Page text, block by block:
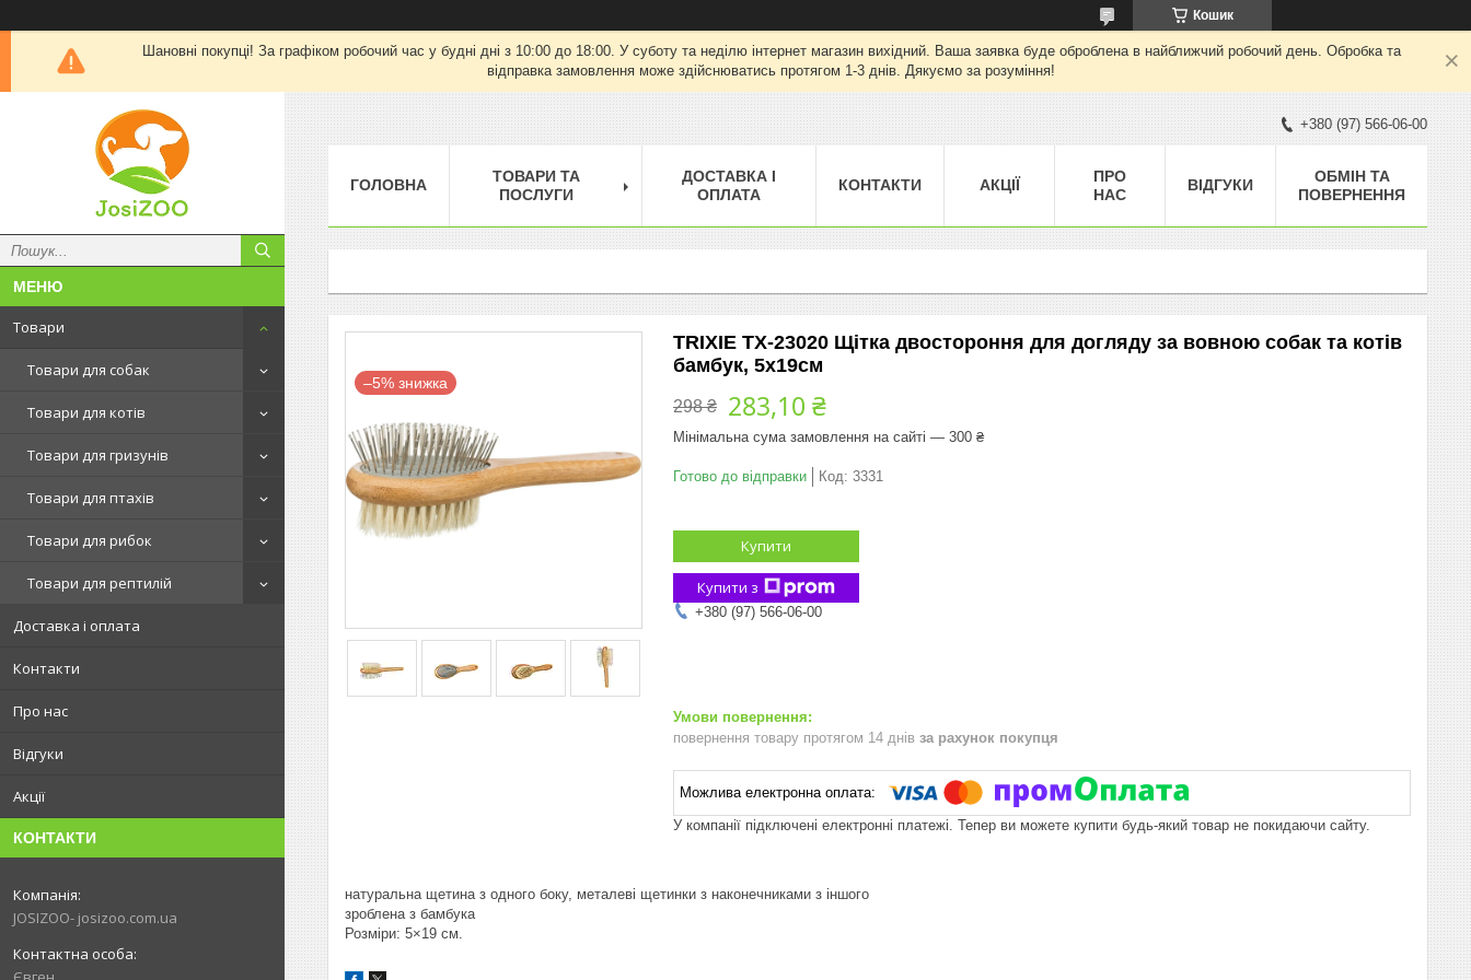
Кошик
Шановні покупці! За графіком робочий час у будні дні з 10:00 до 18:00. У суботу та неділю інтернет магазин вихідний. Ваша заявка буде оброблена в найближчий робочий день. Обробка та
відправка замовлення може здійснюватись протягом 1-3 днів. Дякуємо за розуміння!
Товари
Товари для собак
Товари для котів
Товари для гризунів
Товари для птахів
Товари для рибок
Товари для рептилій
Доставка і оплата
Контакти
Про нас
Відгуки
Акції
КОНТАКТИ
JOSIZOO- josizoo.com.ua
+380 (97) 566-06-00
ГОЛОВНА
ТОВАРИ ТА
ПОСЛУГИ
ДОСТАВКА І
ОПЛАТА
КОНТАКТИ АКЦІЇ
ПРО
НАС
ВІДГУКИ
ОБМІН ТА
ПОВЕРНЕННЯ
–5%
TRIXIE TX-23020 Щітка двостороння для догляду за вовною собак та котів
бамбук, 5х19см
298 ₴ 283,10 ₴
Мінімальна сума замовлення на сайті — 300 ₴
Готово до відправки Код: 3331
Купити
Купити з
+380 (97) 566-06-00
повернення товару протягом 14 днів за рахунок покупця
У компанії підключені електронні платежі. Тепер ви можете купити будь-який товар не покидаючи сайту.
натуральна щетина з одного боку, металеві щетинки з наконечниками з іншого
зроблена з бамбука
Розміри: 5×19 см.